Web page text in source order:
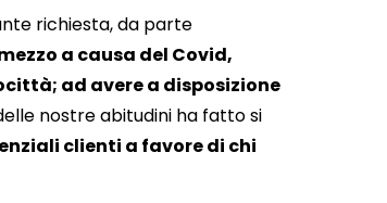
richiesta, da parte
a causa del Covid,
ad avere a disposizione
nostre abitudini ha fatto si
clienti a favore di chi